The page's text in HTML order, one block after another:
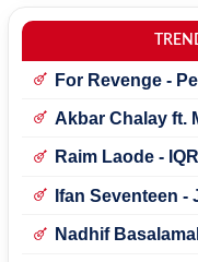
For Revenge -
Akbar Chalay ft.
Raim Laode -
Ifan Seventeen
Nadhif